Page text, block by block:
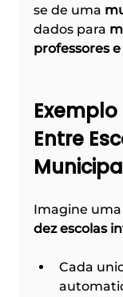
se de uma
dados para
professores
Entre
Imagine
dez escolas
Cada